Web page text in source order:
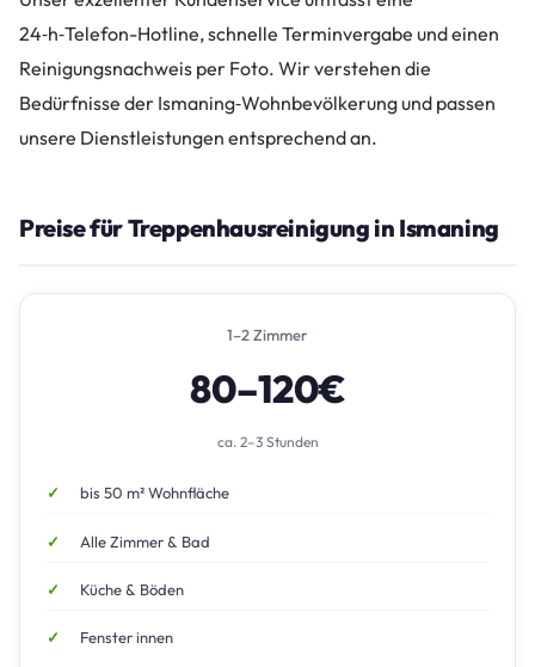
24‑h‑Telefon-Hotline, schnelle Terminvergabe und einen
Reinigungsnachweis per Foto. Wir verstehen die
Bedürfnisse der Ismaning‑Wohnbevölkerung und passen
unsere Dienstleistungen entsprechend an.
Preise für Treppenhausreinigung in Ismaning
1–2 Zimmer
80–120€
ca. 2–3 Stunden
bis 50 m² Wohnfläche
Alle Zimmer & Bad
Küche & Böden
Fenster innen